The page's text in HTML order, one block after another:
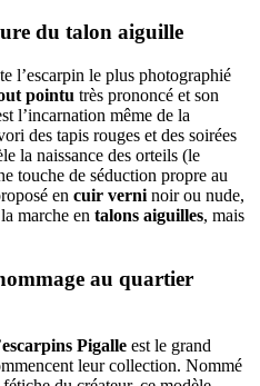
du talon aiguille
l’escarpin le plus photographié
pointu très prononcé et son
l’incarnation même de la
des tapis rouges et des soirées
la naissance des orteils (le
touche de séduction propre au
en cuir verni noir ou nude,
marche en talons aiguilles, mais
au quartier
escarpins Pigalle est le grand
leur collection. Nommé